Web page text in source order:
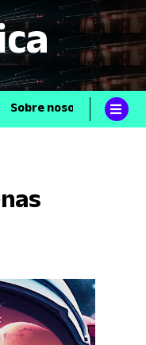
Sobre nosotros